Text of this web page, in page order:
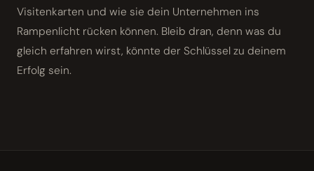
Visitenkarten und wie sie dein Unternehmen ins
Rampenlicht rücken können. Bleib dran, denn was du
gleich erfahren wirst, könnte der Schlüssel zu deinem
Erfolg sein.